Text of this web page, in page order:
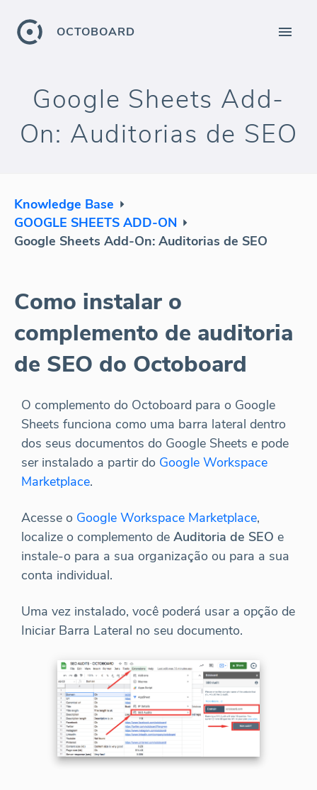
OCTOBOARD
Google Sheets Add-
On: Auditorias de SEO
Knowledge Base
GOOGLE SHEETS ADD-ON
Google Sheets Add-On: Auditorias de SEO
Como instalar o
complemento de auditoria
de SEO do Octoboard
O complemento do Octoboard para o Google
Sheets funciona como uma barra lateral dentro
dos seus documentos do Google Sheets e pode
ser instalado a partir do Google Workspace
Marketplace.
Acesse o Google Workspace Marketplace,
localize o complemento de Auditoria de SEO e
instale-o para a sua organização ou para a sua
conta individual.
Uma vez instalado, você poderá usar a opção de
Iniciar Barra Lateral no seu documento.